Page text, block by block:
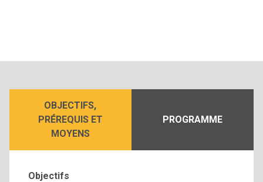
OBJECTIFS,
PRÉREQUIS ET
MOYENS
PROGRAMME
Objectifs